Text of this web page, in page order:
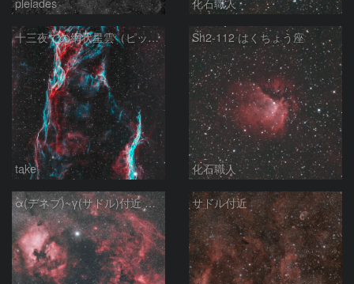
十三夜での網状星雲（ピッカリングの三角）
take
Sh2-112 はくちょう座
化石職人
α(デネブ)~γ(サドル)付近 NGC7000 北アメリカ星雲 IC5067~5070 ペリカン星雲 はくちょう座 サドル付近